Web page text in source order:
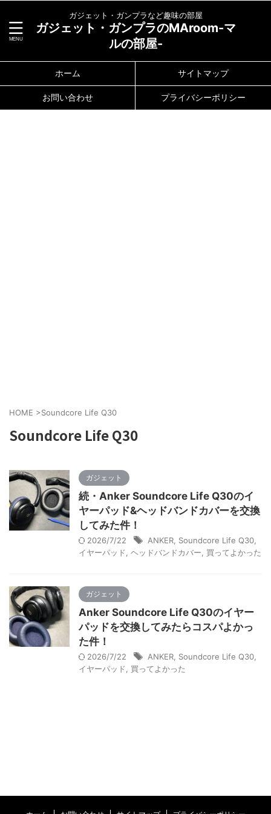
ガジェット・ガンプラなど趣味の部屋
ガジェット・ガンプラのMAroom-マ
ルの部屋-
ホーム サイトマップ
お問い合わせ プライバシーポリシー
HOME >Soundcore Life Q30
Soundcore Life Q30
ガジェット
続・Anker Soundcore Life Q30のイ
ヤーパッド&ヘッドバンドカバーを交換
してみた件！
2026/7/22 ANKER Soundcore Life Q30
イヤーパッド
ヘッドバンドカバー 買ってよかった
ガジェット
Anker Soundcore Life Q30のイヤー
パッドを交換してみたらコスパよかっ
た件！
2026/7/22 ANKER Soundcore Life Q30
イヤーパッド
買ってよかった